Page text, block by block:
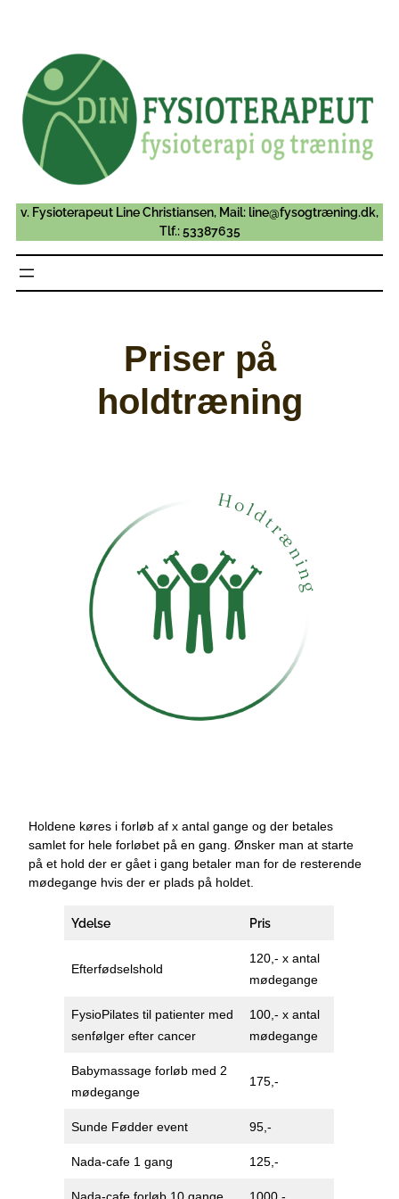
v. Fysioterapeut Line Christiansen, Mail: line@fysogtræning.dk,
Tlf.: 53387635
Priser på
holdtræning
Holdene køres i forløb af x antal gange og der betales
samlet for hele forløbet på en gang. Ønsker man at starte
på et hold der er gået i gang betaler man for de resterende
mødegange hvis der er plads på holdet.
Ydelse Pris
Efterfødselshold
120,- x antal
mødegange
FysioPilates til patienter med
senfølger efter cancer
100,- x antal
mødegange
Babymassage forløb med 2
mødegange
175,-
Sunde Fødder event 95,-
Nada-cafe 1 gang 125,-
Nada-cafe forløb 10 gange 1000,-